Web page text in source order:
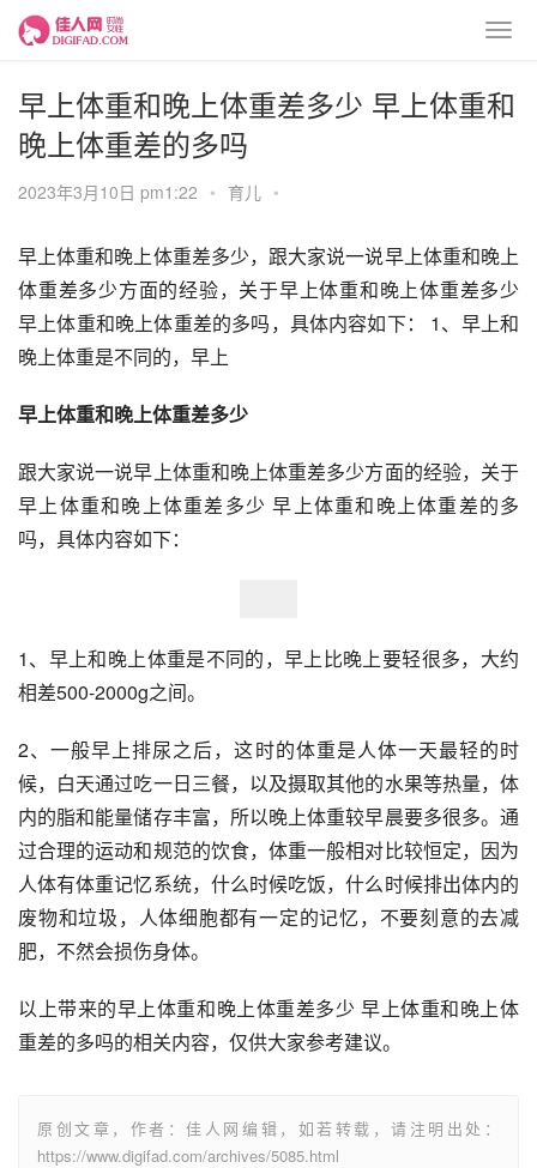
早上体重和晚上体重差多少 早上体重和
晚上体重差的多吗
2023年3月10日 pm1:22 • 育儿 •
早上体重和晚上体重差多少，跟大家说一说早上体重和晚上
体重差多少方面的经验，关于早上体重和晚上体重差多少
早上体重和晚上体重差的多吗，具体内容如下： 1、早上和
晚上体重是不同的，早上
早上体重和晚上体重差多少
跟大家说一说早上体重和晚上体重差多少方面的经验，关于
早上体重和晚上体重差多少 早上体重和晚上体重差的多
吗，具体内容如下：
1、早上和晚上体重是不同的，早上比晚上要轻很多，大约
相差500-2000g之间。
2、一般早上排尿之后，这时的体重是人体一天最轻的时
候，白天通过吃一日三餐，以及摄取其他的水果等热量，体
内的脂和能量储存丰富，所以晚上体重较早晨要多很多。通
过合理的运动和规范的饮食，体重一般相对比较恒定，因为
人体有体重记忆系统，什么时候吃饭，什么时候排出体内的
废物和垃圾，人体细胞都有一定的记忆，不要刻意的去减
肥，不然会损伤身体。
以上带来的早上体重和晚上体重差多少 早上体重和晚上体
重差的多吗的相关内容，仅供大家参考建议。
原创文章，作者：佳人网编辑，如若转载，请注明出处：
https://www.digifad.com/archives/5085.html